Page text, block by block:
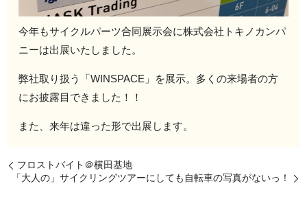
今年もサイクルパーツ合同展示会に株式会社トキノカンパ
ニーは出展いたしました。
弊社取り扱う「WINSPACE」を展示。多くの来場者の方
にお披露目できました！！
また、来年は違った形で出展します。
フロストバイト＠横田基地
「大人の」サイクリングツアーにしても自転車の写真がないっ！